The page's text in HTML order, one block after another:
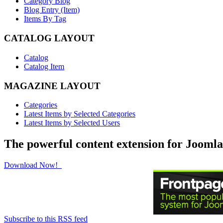
Blog Entry (Item)
Items By Tag
CATALOG LAYOUT
Catalog
Catalog Item
MAGAZINE LAYOUT
Categories
Latest Items by Selected Categories
Latest Items by Selected Users
The powerful content extension for
Download Now!
Subscribe to this RSS feed